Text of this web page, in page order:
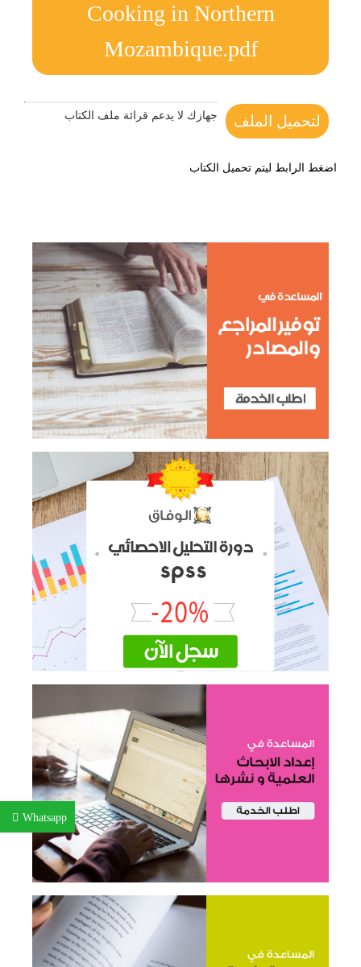
Whatsapp
Cooking in Northern
Mozambique.pdf
لتحميل الملف جهازك لا يدعم قرائة ملف الكتاب
اضغط الرابط ليتم تحميل الكتاب